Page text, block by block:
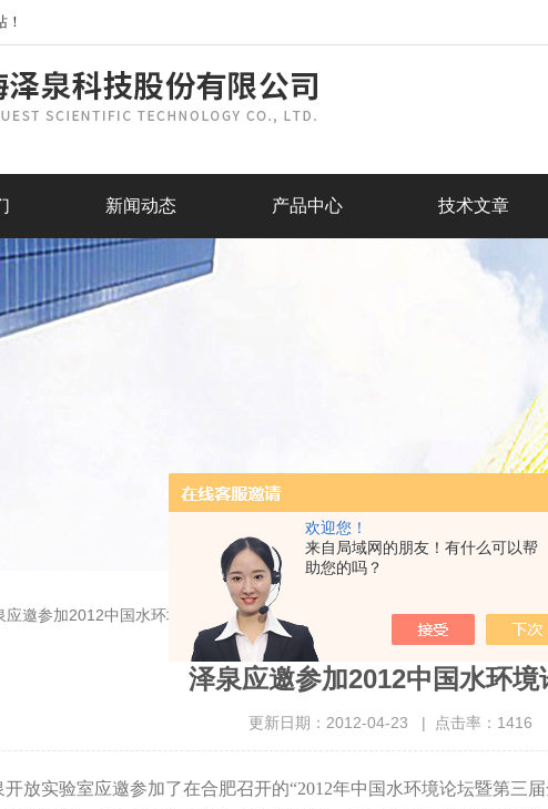
欢迎您！
来自局域网的朋友！有什么可以帮
助您的吗？
新闻动态 产品中心 技术文章
应邀参加2012中国水环境论坛
泽泉应邀参加2012中国水环境
更新日期：2012-04-23 | 点击率：1416
开放实验室应邀参加了在合肥召开的“2012年中国水环境论坛暨第三